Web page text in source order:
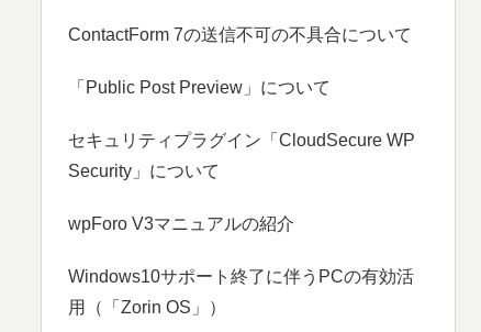
ContactForm 7の送信不可の不具合について
「Public Post Preview」について
セキュリティプラグイン「CloudSecure WP
Security」について
wpForo V3マニュアルの紹介
Windows10サポート終了に伴うPCの有効活
用（「Zorin OS」）